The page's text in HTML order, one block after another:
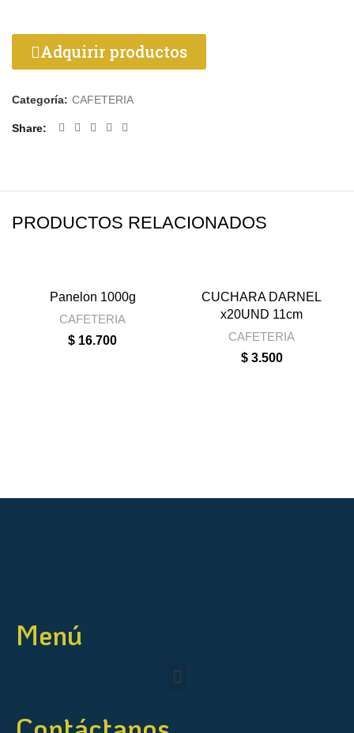
Adquirir productos
Categoría: CAFETERIA
Share
PRODUCTOS RELACIONADOS
Panelon 1000g
CAFETERIA
$ 16.700
CUCHARA DARNEL
x20UND 11cm
CAFETERIA
$3.500
Menú